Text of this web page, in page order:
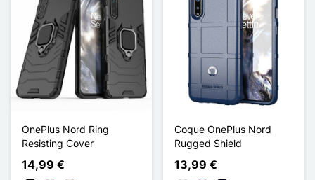
OnePlus Nord Ring
Resisting Cover
14,99 €
Coque OnePlus Nord
Rugged Shield
13,99 €